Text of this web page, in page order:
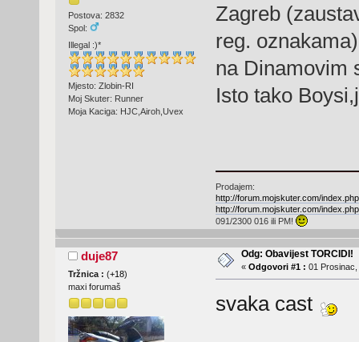
Postova: 2832
Spol:
Illegal :)*
Mjesto: Zlobin-RI
Moj Skuter: Runner
Moja Kaciga: HJC,Airoh,Uvex
Zagreb
reg.
na Dinamovim
Isto tako
Prodajem:
http://forum.mojskuter.com/
http://forum.mojskuter.com/
091/2300 016 ili PM!
duje87
Tržnica : (+18)
maxi forumaš
Odg: Obavijest TORCIDI!
« Odgovori #1 : 01
svaka cast